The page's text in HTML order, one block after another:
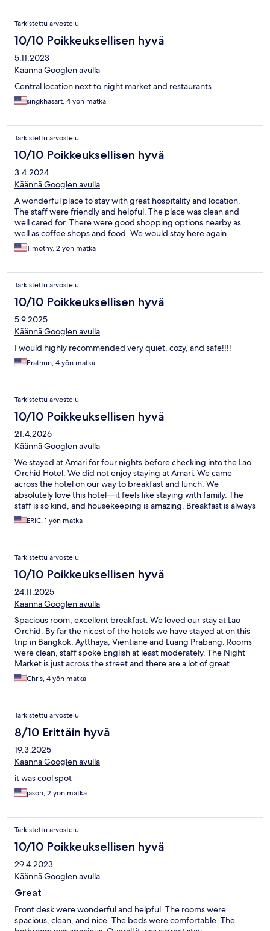
restaurants nearby. Starbucks is within walking distance, as well
as the Mini Big C convenience store. It’s also close to the night
market.
Tarkistettu arvostelu
10/10 Poikkeuksellisen hyvä
5.11.2023
Käännä Googlen avulla
Central location next to night market and restaurants
singkhasart, 4 yön matka
Tarkistettu arvostelu
10/10 Poikkeuksellisen hyvä
3.4.2024
Käännä Googlen avulla
A wonderful place to stay with great hospitality and location.
The staff were friendly and helpful. The place was clean and
well cared for. There were good shopping options nearby as
well as coffee shops and food. We would stay here again.
Timothy, 2 yön matka
Tarkistettu arvostelu
10/10 Poikkeuksellisen hyvä
5.9.2025
Käännä Googlen avulla
I would highly recommended very quiet, cozy, and safe!!!!
Prathun, 4 yön matka
Tarkistettu arvostelu
10/10 Poikkeuksellisen hyvä
21.4.2026
Käännä Googlen avulla
We stayed at Amari for four nights before checking into the Lao
Orchid Hotel. We did not enjoy staying at Amari. We came
across the hotel on our way to breakfast and lunch. We
absolutely love this hotel—it feels like staying with family. The
staff is so kind, and housekeeping is amazing. Breakfast is always
fresh and delicious, and there’s always a smiling face as you
come and go. The place is filled with real hardwood. It’s close to
just down the street, and Starbucks is within walking distance.
It’s safe, clean, comfortable, and convenient. We highly
recommend this hotel if you’re in the area.
ERIC, 1 yön matka
Tarkistettu arvostelu
10/10 Poikkeuksellisen hyvä
24.11.2025
Käännä Googlen avulla
Spacious room, excellent breakfast. We loved our stay at Lao
Orchid. By far the nicest of the hotels we have stayed at on this
trip in Bangkok, Aytthaya, Vientiane and Luang Prabang. Rooms
were clean, staff spoke English at least moderately. The Night
Market is just across the street and there are a lot of great
restaurants in easy walking distance (525 I'm looking at you).
Overall a wonderful stay. You can tell we are very pleased :-)
Chris, 4 yön matka
Tarkistettu arvostelu
8/10 Erittäin hyvä
19.3.2025
Käännä Googlen avulla
it was cool spot
jason, 2 yön matka
Tarkistettu arvostelu
10/10 Poikkeuksellisen hyvä
29.4.2023
Käännä Googlen avulla
Great
Front desk were wonderful and helpful. The rooms were
spacious, clean, and nice. The beds were comfortable. The